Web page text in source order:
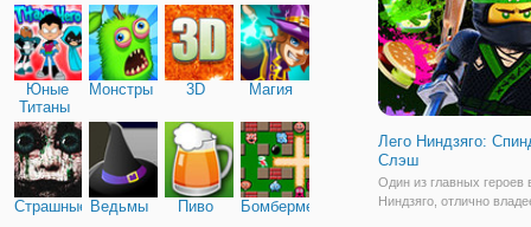
Юные
Титаны
Монстры 3D Магия
Страшные Ведьмы Пиво Бомбермен
Лего Ниндзяго:
Слэш
Один из главных героев
Ниндзяго, отлично